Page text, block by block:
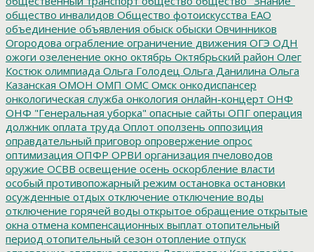
общество инвалидов Общество фотоискусства ЕАО
объединение объявления обыск обыски Овчинников
Огородова ограбление ограничение движения ОГЭ ОДН
ожоги озеленение окно октябрь Октябрьский район Олег
Костюк олимпиада Ольга Голодец Ольга Данилина Ольга
Казанская ОМОН ОМП ОМС Омск онкодиспансер
онкологическая служба онкология онлайн-концерт ОНФ
ОНФ "Генеральная уборка" опасные сайты ОПГ операция
должник оплата труда Оплот оползень оппозиция
оправдательный приговор опровержение опрос
оптимизация ОПФР ОРВИ организация пчеловодов
оружие ОСВВ освещение осень оскорбление власти
особый противопожарный режим остановка остановки
осужденные отдых отключение отключение воды
отключение горячей воды открытое обращение открытые
окна отмена компенсационных выплат отопительный
период отопительный сезон отопление отпуск